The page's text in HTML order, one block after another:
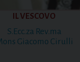
IL VESCOVO
S.Ecc.za Rev.ma
Giacomo Cirulli